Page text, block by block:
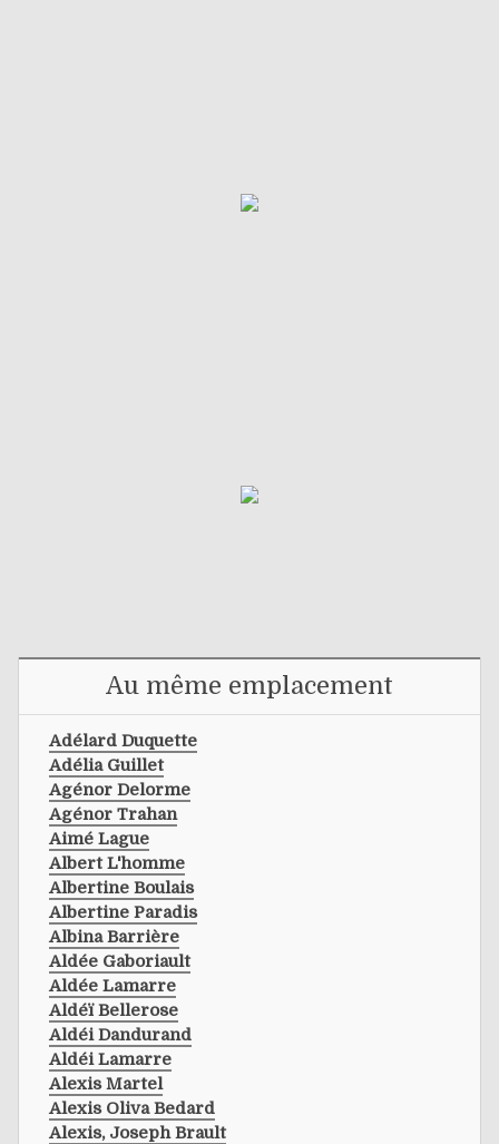
Au même emplacement
Adélard Duquette
Adélia Guillet
Agénor Delorme
Agénor Trahan
Aimé Lague
Albert L'homme
Albertine Boulais
Albertine Paradis
Albina Barrière
Aldée Gaboriault
Aldée Lamarre
Aldéï Bellerose
Aldéi Dandurand
Aldéi Lamarre
Alexis Martel
Alexis Oliva Bedard
Alexis, Joseph Brault